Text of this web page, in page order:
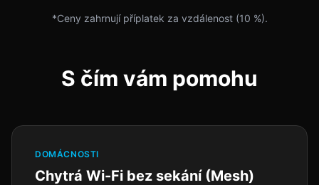
*Ceny zahrnují příplatek za vzdálenost (10 %).
S čím vám pomohu
DOMÁCNOSTI
Chytrá Wi-Fi bez sekání (Mesh)